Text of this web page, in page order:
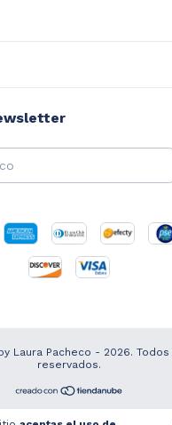
Laura Pacheco - 2026.
reservados.